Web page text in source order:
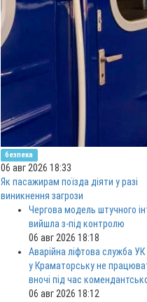
безпека
06 авг 2026 18:33
Як пасажирам поїзда діяти у разі
виникнення загрози
Чергова модель штучного
вийшла з-під контролю
06 авг 2026 18:18
Аварійна ліфтова служба УК
у Краматорську не
вночі під час
06 авг 2026 18:12